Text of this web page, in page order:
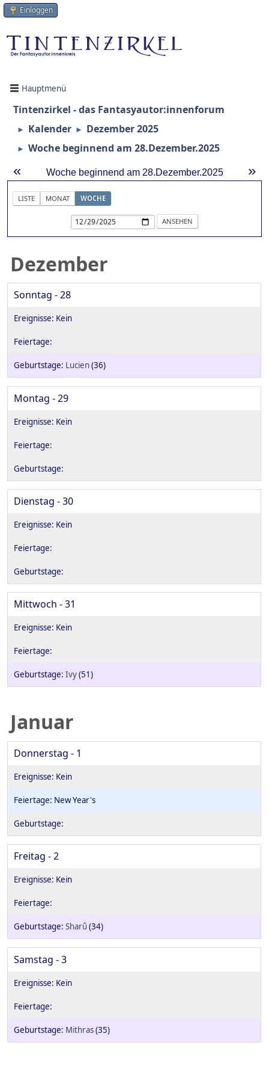
Einloggen
Hauptmenü
Tintenzirkel - das Fantasyautor:innenforum
► Kalender ► Dezember 2025
► Woche beginnend am 28.Dezember.2025
« »
Woche beginnend am 28.Dezember.2025
LISTE MONAT WOCHE
Dezember
Sonntag - 28
Lucien(36)
Montag - 29
Dienstag - 30
Mittwoch - 31
Ivy(51)
Januar
Donnerstag - 1
New Year's
Freitag - 2
Sharû (34)
Samstag - 3
Mithras(35)